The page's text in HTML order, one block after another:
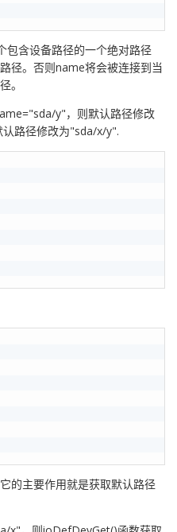
包含设备路径的一个绝对路径
径。否则name将会被连接到当
。
y"，则默认路径修改
路径修改为"sda/x/y".
的主要作用就是获取默认路径